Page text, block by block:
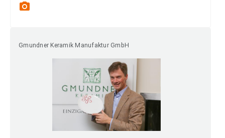
photo_camera
Gmundner Keramik Manufaktur GmbH